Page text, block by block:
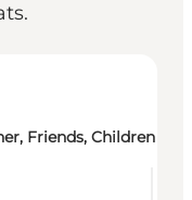
Friends, Children